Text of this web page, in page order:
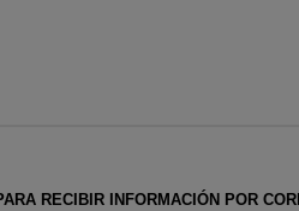
RECIBIR INFORMACIÓN POR